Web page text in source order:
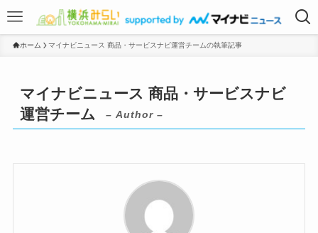
ホーム マイナビニュース 商品・サービスナビ運営チームの執筆記事
マイナビニュース 商品・サービスナビ
運営チーム
– Author –